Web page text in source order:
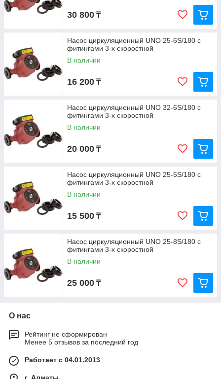
30 800 ₸
Насос циркуляционный UNO 25-6S/180 с
фитингами 3-х скоростной
В наличии
16 200 ₸
Насос циркуляционный UNO 32-6S/180 с
фитингами 3-х скоростной
В наличии
20 000 ₸
Насос циркуляционный UNO 25-5S/180 с
фитингами 3-х скоростной
В наличии
15 500 ₸
Насос циркуляционный UNO 25-8S/180 с
фитингами 3-х скоростной
В наличии
25 000 ₸
О нас
Рейтинг не сформирован
Менее 5 отзывов за последний год
Работает с 04.01.2013